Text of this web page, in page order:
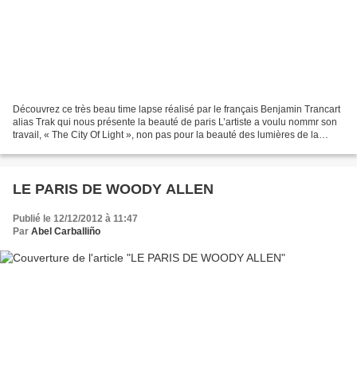
Découvrez ce très beau time lapse réalisé par le français Benjamin Trancart
alias Trak qui nous présente la beauté de paris L’artiste a voulu nommr son
travail, « The City Of Light », non pas pour la beauté des lumières de la
LE PARIS DE WOODY ALLEN
Publié le 12/12/2012 à 11:47
Par Abel Carballiño